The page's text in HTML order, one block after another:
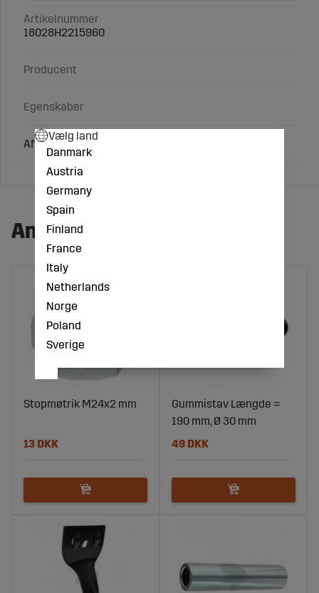
Artikelnummer
18028H2215960
Producent
Egenskaber
Afskraber passende Kuhn Optimer m.fl.
Andre købte også:
Stopmøtrik M24x2 mm
13 DKK
Gummistav Længde =
190 mm, Ø 30 mm
49 DKK
Vælg land
Danmark
Austria
Germany
Spain
Finland
France
Italy
Netherlands
Norge
Poland
Sverige